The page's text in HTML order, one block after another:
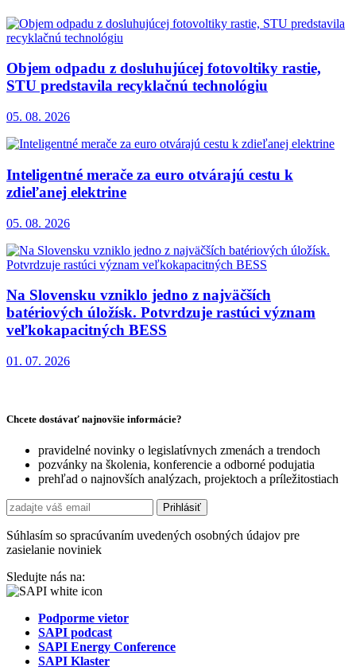
Objem odpadu z dosluhujúcej fotovoltiky rastie,
STU predstavila recyklačnú technológiu
05. 08. 2026
Inteligentné merače za euro otvárajú cestu k
zdieľanej elektrine
05. 08. 2026
Na Slovensku vzniklo jedno z najväčších
batériových úložísk. Potvrdzuje rastúci význam
veľkokapacitných BESS
01. 07. 2026
Chcete dostávať najnovšie informácie?
pravidelné novinky o legislatívnych zmenách a trendoch
pozvánky na školenia, konferencie a odborné podujatia
prehľad o najnovších analýzach, projektoch a príležitostiach
Súhlasím so spracúvaním uvedených osobných údajov pre
zasielanie noviniek
Sledujte nás na:
Podporme vietor
SAPI podcast
SAPI Energy Conference
SAPI Klaster